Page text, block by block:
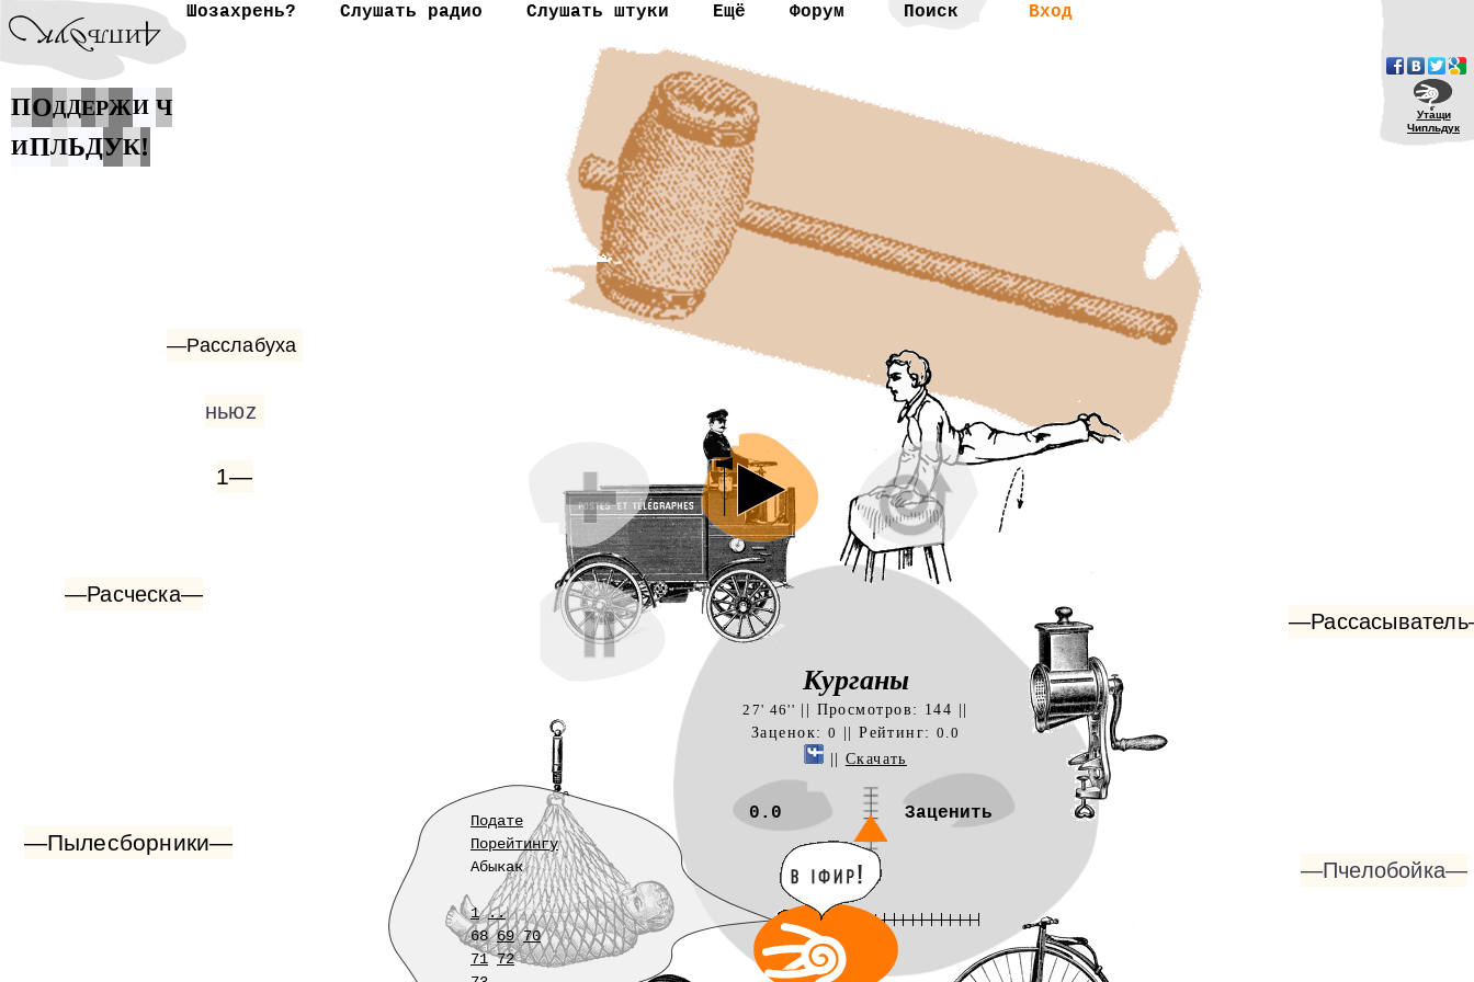
Шозахрень? Слушать радио Слушать штуки Ещё Форум Вход
Утащи
Чипльдук
ПОДДЕРЖИ Ч
ИПЛЬДУК!
Курганы
27' 46'' || Просмотров: 144 ||
Заценок:0 || Рейтинг:0.0
|| Скачать
0.0 Заценить
Подате
Порейтингу
Абыкак
1 ..
68 69 70
71 72
—Расческа—
—Расслабуха
ньюz
1—
—Пчелобойка—
—Пылесборники—